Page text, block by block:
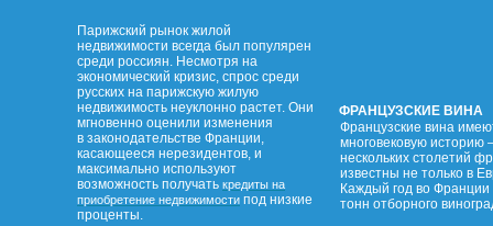
Парижский рынок жилой
недвижимости всегда был популярен
среди россиян. Несмотря на
экономический кризис, спрос среди
русских на парижскую жилую
недвижимость неуклонно растет. Они
мгновенно оценили изменения
в законодательстве Франции,
касающееся нерезидентов, и
максимально используют
возможность получать кредиты на
приобретение недвижимости под низкие
проценты.
ФРАНЦУЗСКИЕ ВИНА
Французские вина
многовековую историю
нескольких столетий
известны не только в
Каждый год во
тонн отборного